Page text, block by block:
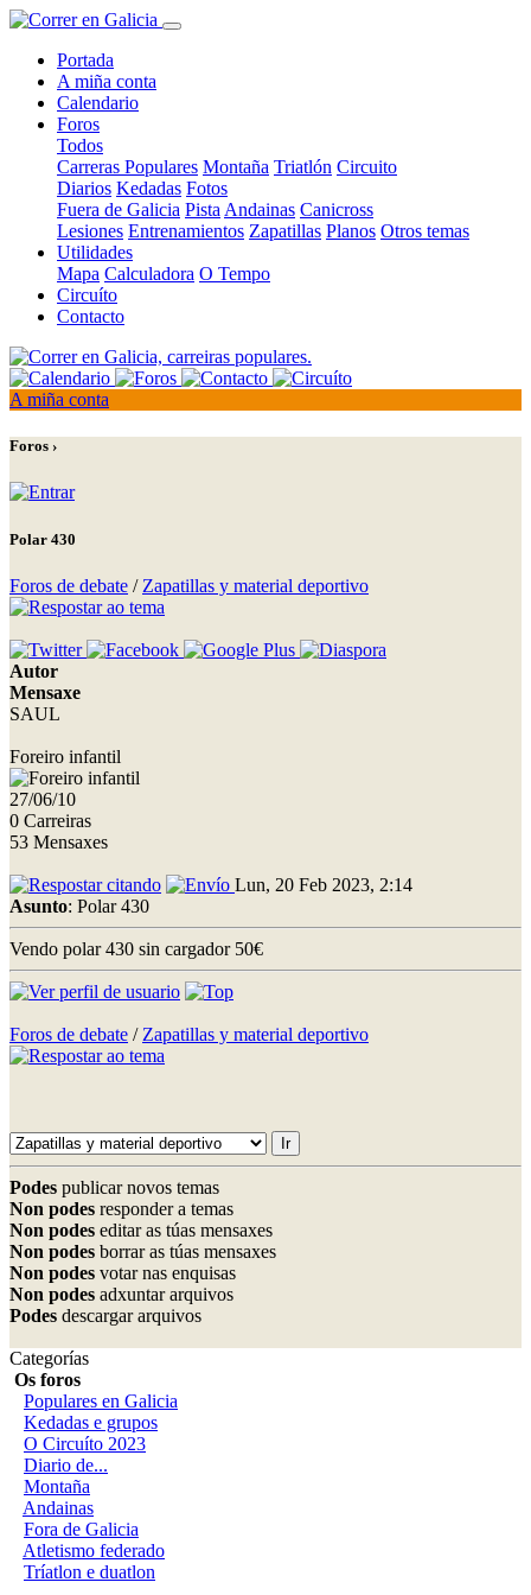
Portada
A miña conta
Calendario
Foros
Todos
Carreras Populares Montaña Triatlón Circuito
Diarios Kedadas Fotos
Fuera de Galicia Pista Andainas Canicross
Lesiones Entrenamientos Zapatillas Planos Otros temas
Utilidades
Mapa Calculadora O Tempo
Circuíto
Contacto
A miña conta
Foros ›
Polar 430
Foros de debate / Zapatillas y material deportivo
Autor
Mensaxe
SAUL
Foreiro infantil
27/06/10
0 Carreiras
53 Mensaxes
Lun, 20 Feb 2023, 2:14
Asunto: Polar 430
Vendo polar 430 sin cargador 50€
Foros de debate / Zapatillas y material deportivo
Podes publicar novos temas
Non podes responder a temas
Non podes editar as túas mensaxes
Non podes borrar as túas mensaxes
Non podes votar nas enquisas
Non podes adxuntar arquivos
Podes descargar arquivos
Categorías
Os foros
Populares en Galicia
Kedadas e grupos
O Circuíto 2023
Diario de...
Montaña
Andainas
Fora de Galicia
Atletismo federado
Tríatlon e duatlon